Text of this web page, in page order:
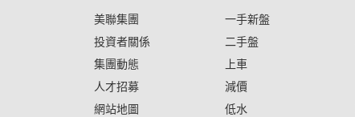
美聯集團
投資者關係
集團動態
人才招募
網站地圖
一手新盤
二手盤
上車
減價
低水